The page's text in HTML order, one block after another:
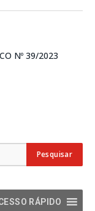
Nº 39/2023
RÁPIDO